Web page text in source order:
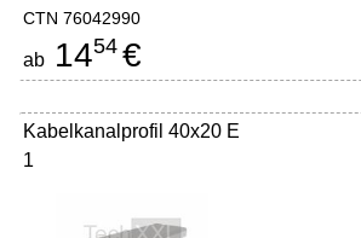
CTN 76042990
ab 1454 €
Kabelkanalprofil 40x20 E
1